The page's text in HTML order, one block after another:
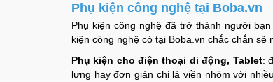
Phụ kiện công nghệ tại Boba.vn
Phụ kiện công nghệ đã trở thành người
kiện công nghệ có tại Boba.vn chắc chắn
Phụ kiện cho điện thoại di động, Tablet:
lưng hay đơn giản chỉ là viền nhôm với